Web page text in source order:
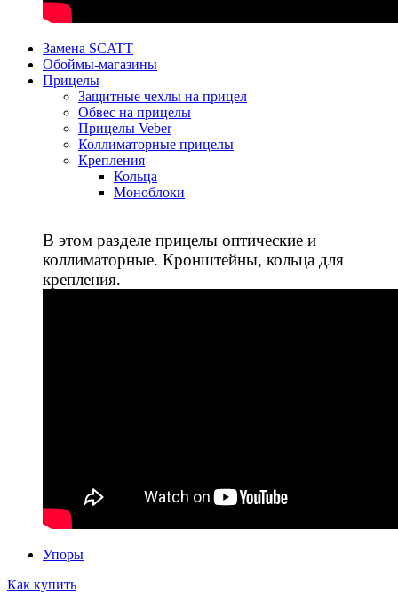
Замена SCATT
Обоймы-магазины
Прицелы
Защитные чехлы на прицел
Обвес на прицелы
Прицелы Veber
Коллиматорные прицелы
Крепления
Кольца
Моноблоки
В этом разделе прицелы оптические и
коллиматорные. Кронштейны, кольца для
крепления.
Упоры
Как купить